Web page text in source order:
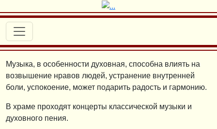
Музыка, в особенности духовная, способна влиять на
возвышение нравов людей, устранение внутренней
боли, успокоение, может подарить радость и гармонию.
В храме проходят концерты классической музыки и
духовного пения.